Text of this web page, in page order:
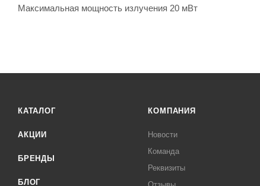
Максимальная мощность излучения 20 мВт
КАТАЛОГ
АКЦИИ
БРЕНДЫ
БЛОГ
КОМПАНИЯ
Новости
Команда
Реквизиты